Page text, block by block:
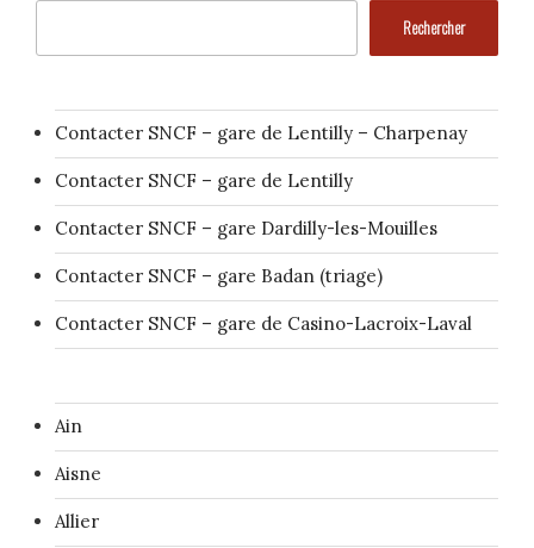
Rechercher
Contacter SNCF – gare de Lentilly – Charpenay
Contacter SNCF – gare de Lentilly
Contacter SNCF – gare Dardilly-les-Mouilles
Contacter SNCF – gare Badan (triage)
Contacter SNCF – gare de Casino-Lacroix-Laval
Ain
Aisne
Allier